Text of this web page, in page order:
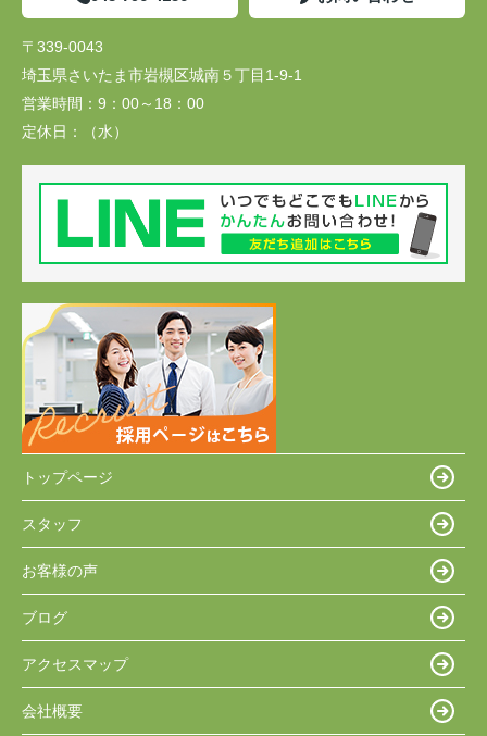
〒339-0043
埼玉県さいたま市岩槻区城南５丁目1-9-1
営業時間： 9：00～18：00
定休日：
（水）
トップページ
スタッフ
お客様の声
ブログ
アクセスマップ
会社概要